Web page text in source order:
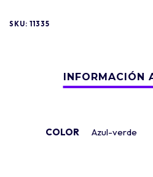
SKU: 11335
COLOR Azul-verde